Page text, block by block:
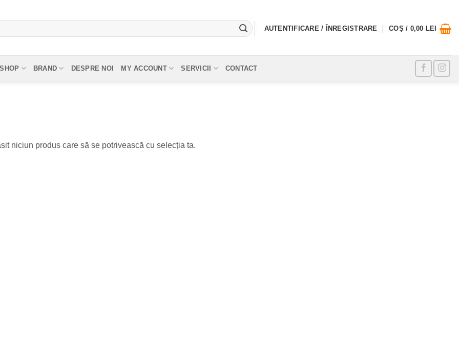
AUTENTIFICARE / ÎNREGISTRARE COȘ / 0,00 LEI
SHOP BRAND DESPRE NOI MY ACCOUNT SERVICII CONTACT
niciun produs care să se potrivească cu selecția ta.